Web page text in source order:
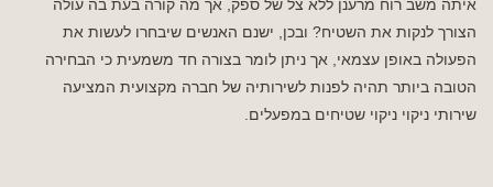
איתה משב רוח מרענן ללא צל של ספק, אך מה קורה בעת בה עולה
הצורך לנקות את השטיח? ובכן, ישנם האנשים שיבחרו לעשות את
הפעולה באופן עצמאי, אך ניתן לומר בצורה חד משמעית כי הבחירה
הטובה ביותר תהיה לפנות לשירותיה של חברה מקצועית המציעה
שירותי ניקוי ניקוי שטיחים במפעלים.